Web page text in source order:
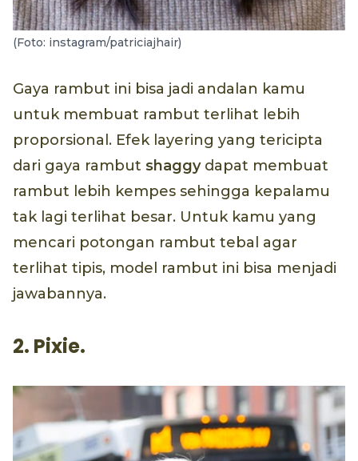
(Foto: instagram/patriciajhair)
Gaya rambut ini bisa jadi andalan kamu
untuk membuat rambut terlihat lebih
proporsional. Efek layering yang tericipta
dari gaya rambut shaggydapat membuat
rambut lebih kempes sehingga kepalamu
tak lagi terlihat besar. Untuk kamu yang
mencari potongan rambut tebal agar
terlihat tipis, model rambut ini bisa menjadi
jawabannya.
2. Pixie.